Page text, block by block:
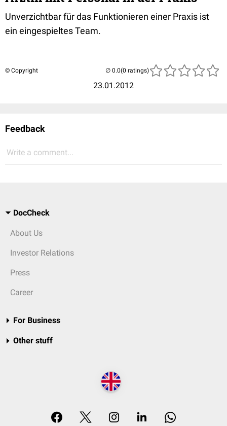
Unverzichtbar für das Funktionieren einer Praxis ist
ein eingespieltes Team.
© Copyright
23.01.2012
(0 ratings)
Feedback
Write a comment...
DocCheck
About Us
Investor Relations
Press
Career
For Business
Other stuff